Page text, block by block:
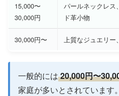
15,000〜
30,000円
パールネックレス
ド革小物
30,000円〜 上質なジュエリ
一般的には 20,000円〜
家庭が多いとされています